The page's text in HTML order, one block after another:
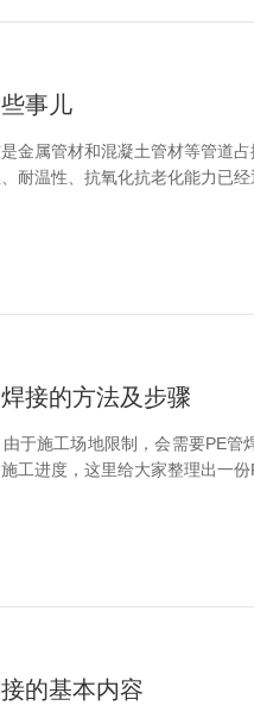
事儿
金属管材和混凝土管材等管道
耐温性、抗氧化抗老化能力已
接的方法及步骤
于施工场地限制，会需要PE
工进度，这里给大家整理出一份
的基本内容